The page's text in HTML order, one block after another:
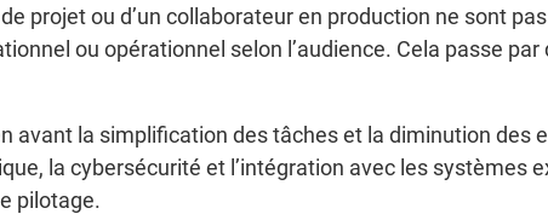
de projet ou d’un collaborateur en production ne sont
ou opérationnel selon l’audience. Cela passe
avant la simplification des tâches et la diminution des
la cybersécurité et l’intégration avec les systèmes
pilotage.